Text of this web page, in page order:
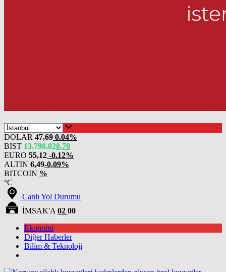
DOLAR 47,69 0.04%
BIST 13.798,820,70
EURO 55,12 -0.12%
ALTIN 6,49-0,09%
BITCOIN %
°C
Canlı Yol Durumu
İMSAK'A 02 00
Ekonomi
Diğer Haberler
Bilim & Teknoloji